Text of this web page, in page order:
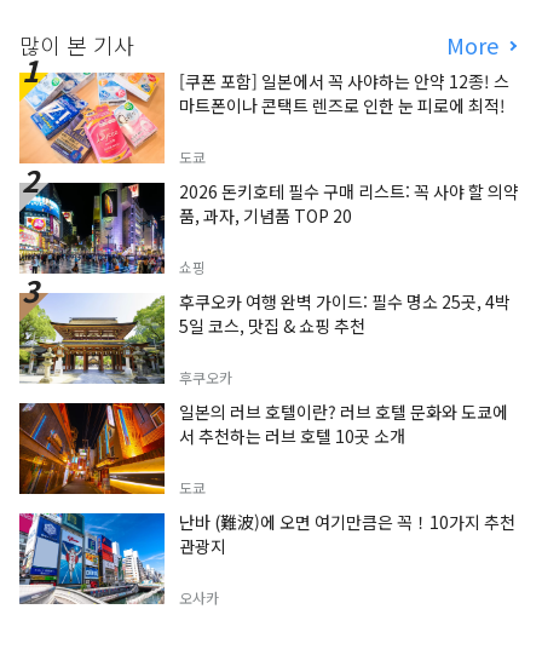
많이 본 기사 More
[쿠폰 포함] 일본에서 꼭 사야하는 안약 12종! 스
마트폰이나 콘택트 렌즈로 인한 눈 피로에 최적!
도쿄
2026 돈키호테 필수 구매 리스트: 꼭 사야 할 의약
품, 과자, 기념품 TOP 20
쇼핑
후쿠오카 여행 완벽 가이드: 필수 명소 25곳, 4박
5일 코스, 맛집 & 쇼핑 추천
후쿠오카
일본의 러브 호텔이란? 러브 호텔 문화와 도쿄에
서 추천하는 러브 호텔 10곳 소개
도쿄
난바 (難波)에 오면 여기만큼은 꼭！10가지 추천
관광지
오사카